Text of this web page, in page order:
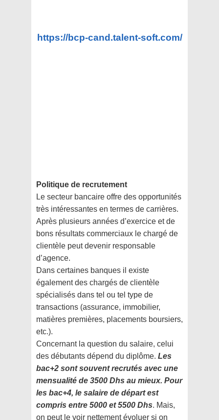
https://bcp-cand.talent-soft.com/
Politique de recrutement
Le secteur bancaire offre des opportunités
très intéressantes en termes de carrières.
Après plusieurs années d’exercice et de
bons résultats commerciaux le chargé de
clientèle peut devenir responsable
d’agence.
Dans certaines banques il existe
également des chargés de clientèle
spécialisés dans tel ou tel type de
transactions (assurance, immobilier,
matières premières, placements boursiers,
etc.).
Concernant la question du salaire, celui
des débutants dépend du diplôme. Les
bac+2 sont souvent recrutés avec une
mensualité de 3500 Dhs au mieux. Pour
les bac+4, le salaire de départ est
compris entre 5000 et 5500 Dhs. Mais,
on peut le voir nettement évoluer si on